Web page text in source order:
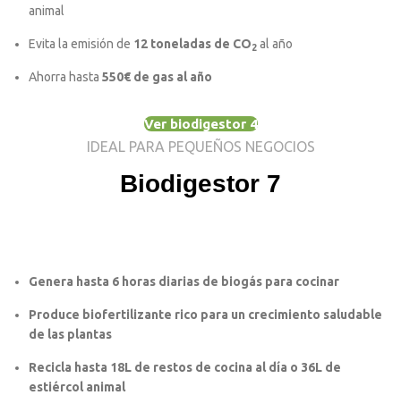
animal
Evita la emisión de 12 toneladas de CO2 al año
Ahorra hasta 550€ de gas al año
Ver biodigestor 4
IDEAL PARA PEQUEÑOS NEGOCIOS
Biodigestor 7
Genera hasta 6 horas diarias de biogás para cocinar
Produce biofertilizante rico para un crecimiento saludable
de las plantas
Recicla hasta 18L de restos de cocina al día o 36L de
estiércol animal